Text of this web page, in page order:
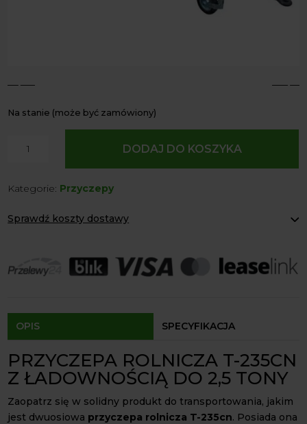
4 5
Na stanie (może być zamówiony)
rolnicza
235cn
2,5t
DODAJ DO KOSZYKA
Kategorie: Przyczepy
Sprawdź koszty dostawy
Agrol transport: 200 zł
Agrol transport gabaryty: ustalane indywidualnie
Dostępność form dostawy i ceny uzależniona od produktu.
OPIS SPECYFIKACJA
PRZYCZEPA ROLNICZA T-235CN
Z ŁADOWNOŚCIĄ DO 2,5 TONY
Zaopatrz się w solidny produkt do transportowania, jakim
jest dwuosiowa przyczepa rolnicza T-235cn. Posiada ona